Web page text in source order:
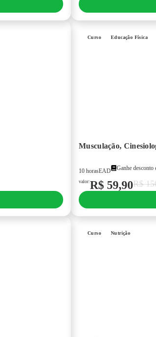
Curso Educação Física
Musculação,
10 horasEAD Ganhe desconto
valor:R$ 59,90R$
Curso Nutrição